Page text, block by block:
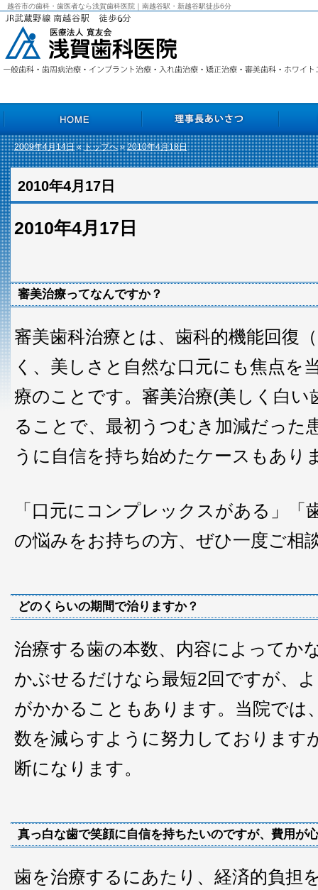
2010年4月17日
越谷市の歯科・歯医者なら浅賀歯科医院｜南越谷駅・新越谷駅徒歩6分
2009年4月14日«トップへ»2010年4月18日
2010年4月17日
審美治療ってなんですか？
審美歯科治療とは、歯科的機能回復
く、美しさと自然な口元にも焦点を
療のことです。審美治療(美しく白い
ることで、最初うつむき加減だった
うに自信を持ち始めたケースもあり
「口元にコンプレックスがある」「
の悩みをお持ちの方、ぜひ一度ご相
どのくらいの期間で治りますか？
治療する歯の本数、内容によってか
かぶせるだけなら最短2回ですが、
がかかることもあります。当院では
数を減らすように努力しております
断になります。
真っ白な歯で笑顔に自信を持ちたいのですが、費用が
歯を治療するにあたり、経済的負担
HOME